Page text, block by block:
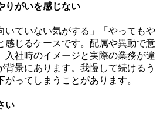
りがいを感じない
いていない気がする」「やってもや
感じるケースです。配属や異動で意
入社時のイメージと実際の業務が違
背景にあります。我慢して続けるう
ってしまうことがあります。
い